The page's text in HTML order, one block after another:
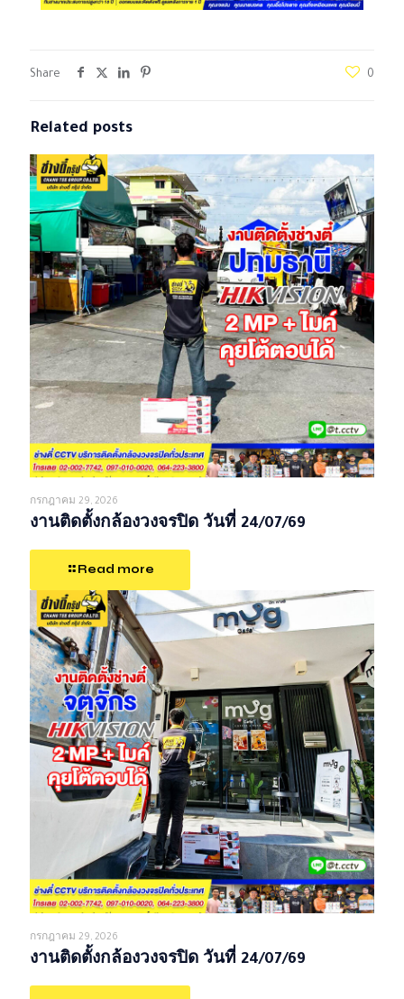
Share 0
Related posts
กรกฎาคม 29, 2026
งานติดตั้งกล้องวงจรปิด วันที่ 24/07/69
Read more
กรกฎาคม 29, 2026
งานติดตั้งกล้องวงจรปิด วันที่ 24/07/69